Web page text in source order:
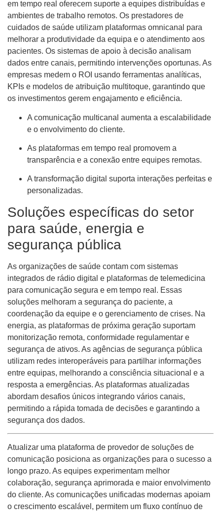
em tempo real oferecem suporte a equipes distribuídas e
ambientes de trabalho remotos. Os prestadores de
cuidados de saúde utilizam plataformas omnicanal para
melhorar a produtividade da equipa e o atendimento aos
pacientes. Os sistemas de apoio à decisão analisam
dados entre canais, permitindo intervenções oportunas. As
empresas medem o ROI usando ferramentas analíticas,
KPIs e modelos de atribuição multitoque, garantindo que
os investimentos gerem engajamento e eficiência.
A comunicação multicanal aumenta a escalabilidade
e o envolvimento do cliente.
As plataformas em tempo real promovem a
transparência e a conexão entre equipes remotas.
A transformação digital suporta interações perfeitas e
personalizadas.
Soluções específicas do setor
para saúde, energia e
segurança pública
As organizações de saúde contam com sistemas
integrados de rádio digital e plataformas de telemedicina
para comunicação segura e em tempo real. Essas
soluções melhoram a segurança do paciente, a
coordenação da equipe e o gerenciamento de crises. Na
energia, as plataformas de próxima geração suportam
monitorização remota, conformidade regulamentar e
segurança de ativos. As agências de segurança pública
utilizam redes interoperáveis ​​para partilhar informações
entre equipas, melhorando a consciência situacional e a
resposta a emergências. As plataformas atualizadas
abordam desafios únicos integrando vários canais,
permitindo a rápida tomada de decisões e garantindo a
segurança dos dados.
Atualizar uma plataforma de provedor de soluções de
comunicação posiciona as organizações para o sucesso a
longo prazo. As equipes experimentam melhor
colaboração, segurança aprimorada e maior envolvimento
do cliente. As comunicações unificadas modernas apoiam
o crescimento escalável, permitem um fluxo contínuo de